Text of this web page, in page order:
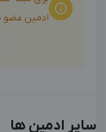
ادمین عضو
سایر ادمین ها